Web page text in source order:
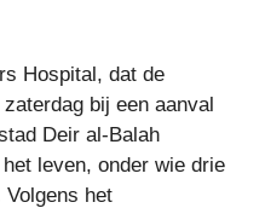
Hospital, dat de
bij een aanval
Deir al-Balah
leven, onder wie drie
het